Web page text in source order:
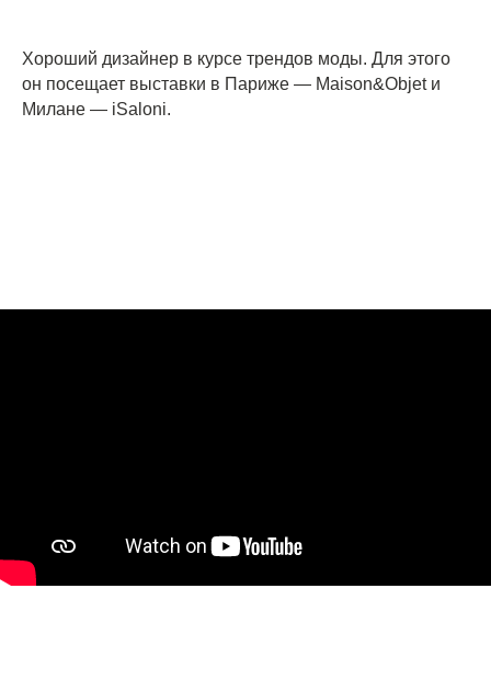
Хороший дизайнер в курсе трендов моды. Для этого
он посещает выставки в Париже — Maison&Objet и
Милане — iSaloni.
Разработка сайта